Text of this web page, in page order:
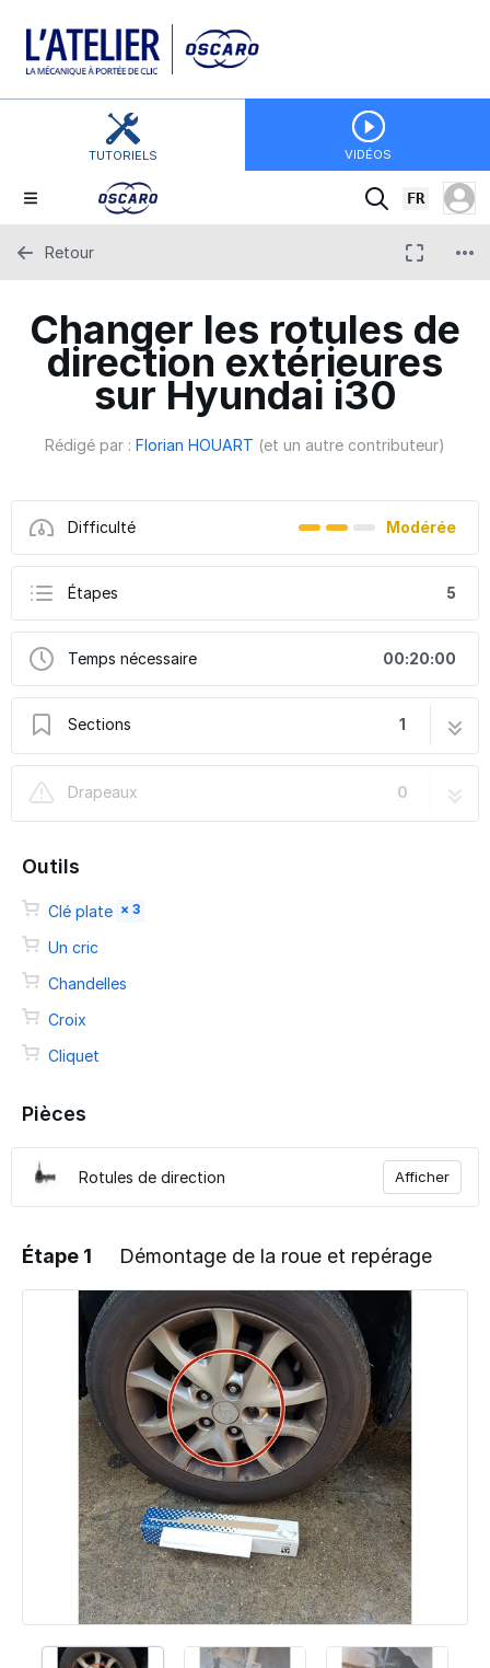
TUTORIELS VIDÉOS
FR
Changer les rotules de
direction extérieures
sur Hyundai i30
Rédigé par : Florian HOUART (et un autre contributeur)
Difficulté Modérée
Étapes 5
Temps nécessaire 00:20:00
Sections 1
sur Hyundai i30
Drapeaux
0
Retour
Outils
Clé plate × 3
Un cric
Chandelles
Croix
Cliquet
Pièces
Rotules de direction Afficher
Étape 1 Démontage de la roue et repérage